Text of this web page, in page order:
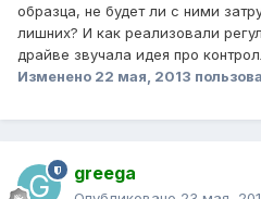
образца, не будет ли с ними
лишних? И как реализовали
драйве звучала идея про
Изменено 22 мая, 2013
greega